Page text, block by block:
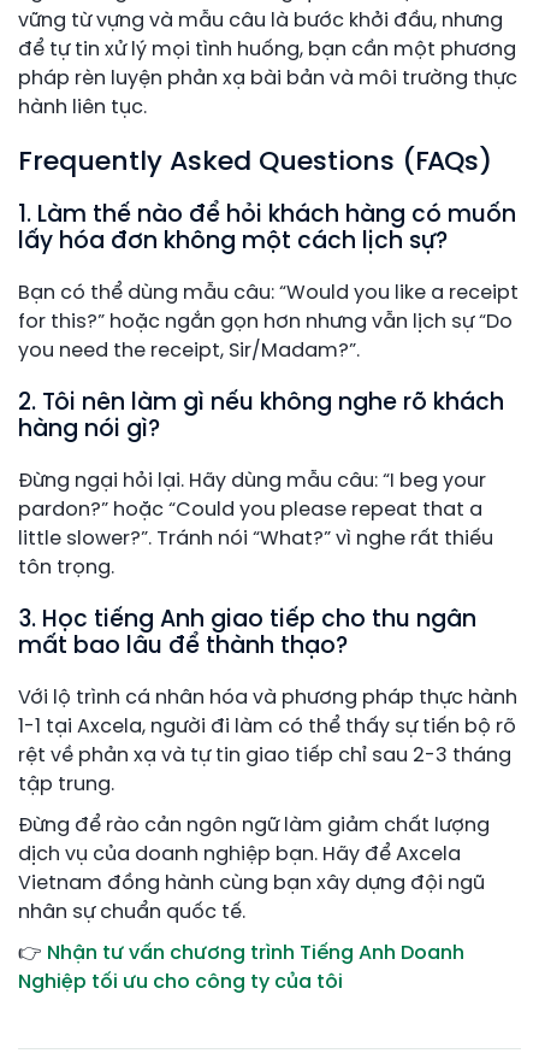
vững từ vựng và mẫu câu là bước khởi đầu, nhưng
để tự tin xử lý mọi tình huống, bạn cần một phương
pháp rèn luyện phản xạ bài bản và môi trường thực
hành liên tục.
Frequently Asked Questions (FAQs)
1. Làm thế nào để hỏi khách hàng có muốn
lấy hóa đơn không một cách lịch sự?
Bạn có thể dùng mẫu câu: “Would you like a receipt
for this?” hoặc ngắn gọn hơn nhưng vẫn lịch sự “Do
you need the receipt, Sir/Madam?”.
2. Tôi nên làm gì nếu không nghe rõ khách
hàng nói gì?
Đừng ngại hỏi lại. Hãy dùng mẫu câu: “I beg your
pardon?” hoặc “Could you please repeat that a
little slower?”. Tránh nói “What?” vì nghe rất thiếu
tôn trọng.
3. Học tiếng Anh giao tiếp cho thu ngân
mất bao lâu để thành thạo?
Với lộ trình cá nhân hóa và phương pháp thực hành
1-1 tại Axcela, người đi làm có thể thấy sự tiến bộ rõ
rệt về phản xạ và tự tin giao tiếp chỉ sau 2-3 tháng
tập trung.
Đừng để rào cản ngôn ngữ làm giảm chất lượng
dịch vụ của doanh nghiệp bạn. Hãy để Axcela
Vietnam đồng hành cùng bạn xây dựng đội ngũ
nhân sự chuẩn quốc tế.
👉 Nhận tư vấn chương trình Tiếng Anh Doanh
Nghiệp tối ưu cho công ty của tôi